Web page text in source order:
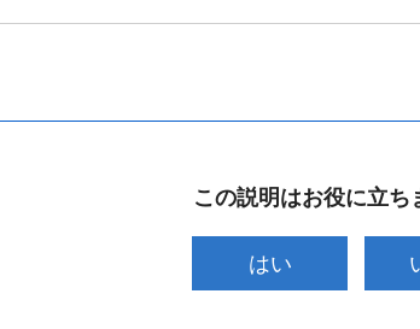
この説明はお役に立ち
はい